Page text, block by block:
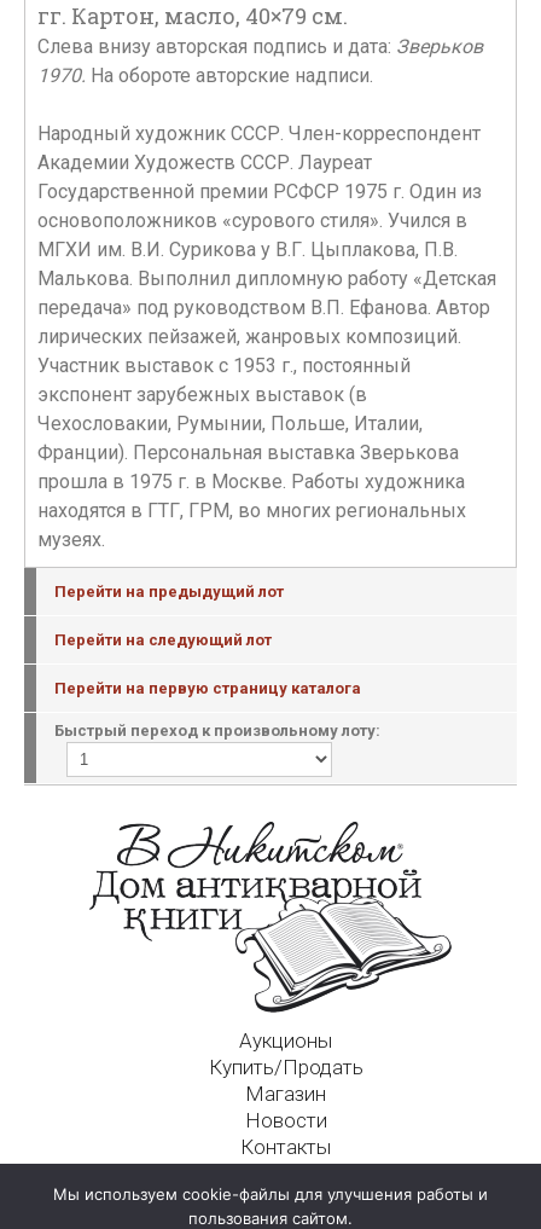
гг. Картон, масло, 40×79 см.
Слева внизу авторская подпись и дата: Зверьков
1970. На обороте авторские надписи.
Народный художник СССР. Член-корреспондент
Академии Художеств СССР. Лауреат
Государственной премии РСФСР 1975 г. Один из
основоположников «сурового стиля». Учился в
МГХИ им. В.И. Сурикова у В.Г. Цыплакова, П.В.
Малькова. Выполнил дипломную работу «Детская
передача» под руководством В.П. Ефанова. Автор
лирических пейзажей, жанровых композиций.
Участник выставок с 1953 г., постоянный
экспонент зарубежных выставок (в
Чехословакии, Румынии, Польше, Италии,
Франции). Персональная выставка Зверькова
прошла в 1975 г. в Москве. Работы художника
находятся в ГТГ, ГРМ, во многих региональных
музеях.
Перейти на предыдущий лот
Перейти на следующий лот
Перейти на первую страницу каталога
Быстрый переход к произвольному лоту:
Аукционы
Купить/Продать
Магазин
Новости
Контакты
125009, г. Москва, Никитский пер., д. 4а, стр. 1
Мы используем cookie-файлы для улучшения работы и
пользования сайтом.